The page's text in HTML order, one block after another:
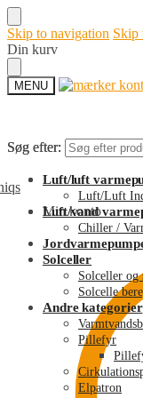
Skip to navigation Skip
Din kurv
MENU
Søg efter:
Min konto
Søg efter:
Luft/luft
Luft/Luft
Luft/vand
Chiller /
Solceller
Solceller og
Solcelle
Andre kategorier
Pillefyr
Elpatron